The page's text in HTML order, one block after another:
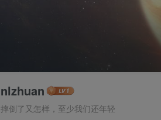
nlzhuan
摔倒了又怎样，至少我们还年轻